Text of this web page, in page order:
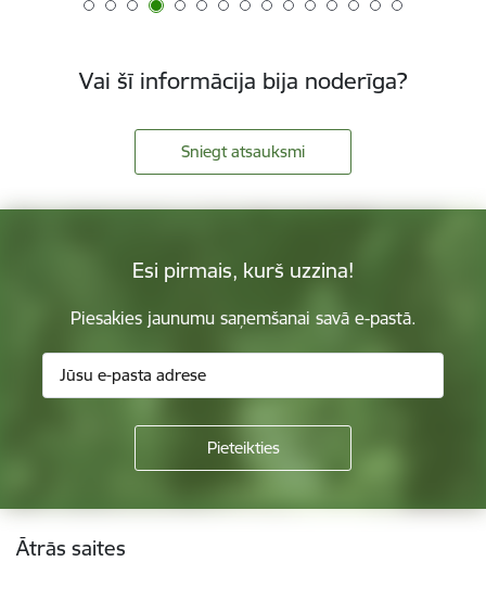
Vai šī informācija bija noderīga?
Sniegt atsauksmi
Esi pirmais, kurš uzzina!
Piesakies jaunumu saņemšanai savā e-pastā.
Kājene
Ātrās saites